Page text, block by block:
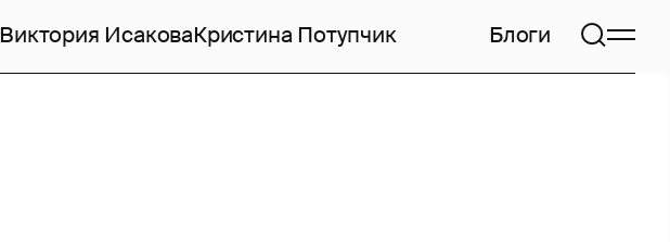
Виктория ИсаковаКристина Потупчик Блоги